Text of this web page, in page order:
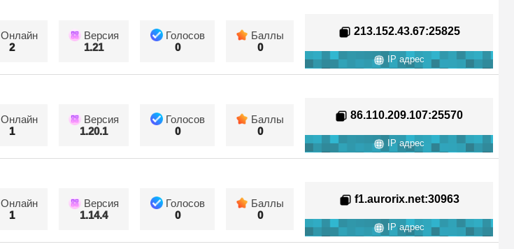
Онлайн
2
Версия
1.21
Голосов
0
Баллы
0
213.152.43.67:25825
IP адрес
Онлайн
1
Версия
1.20.1
Голосов
0
Баллы
0
86.110.209.107:25570
IP адрес
Онлайн
1
Версия
1.14.4
Голосов
0
Баллы
0
f1.aurorix.net:30963
IP адрес